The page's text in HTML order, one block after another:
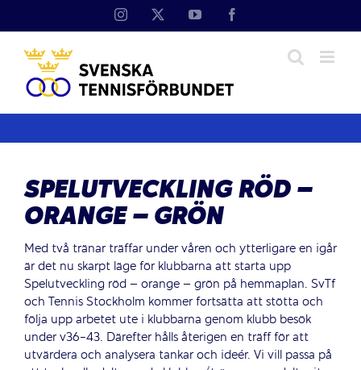
Instagram YouTube
SPELUTVECKLING RÖD –
ORANGE – GRÖN
Med två tränar träffar under våren och ytterligare en igår
är det nu skarpt läge för klubbarna att starta upp
Spelutveckling röd – orange – grön på hemmaplan. SvTf
och Tennis Stockholm kommer fortsätta att stötta och
följa upp arbetet ute i klubbarna genom klubb besök
under v36-43. Därefter hålls återigen en träff för att
utvärdera och analysera tankar och ideér. Vi vill passa på